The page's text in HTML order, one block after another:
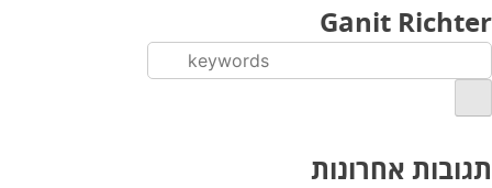
Ganit Richter
תגובות אחרונות